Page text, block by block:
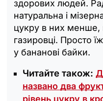
здорових людей.
натуральна і
цукру в них менше,
газировці. Просто
у бананові байки.
Читайте також:
названо два
рівень цукру в